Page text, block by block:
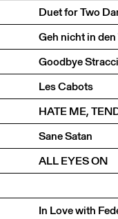
Duet for Two
Geh nicht in
Goodbye
Les Cabots
HATE ME,
Sane Satan
ALL EYES ON
In Love with